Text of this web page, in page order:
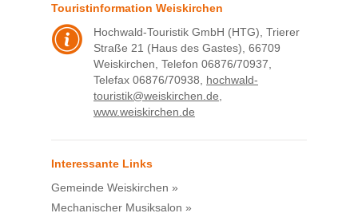
Touristinformation Weiskirchen
Hochwald-Touristik GmbH (HTG), Trierer
Straße 21 (Haus des Gastes), 66709
Weiskirchen, Telefon 06876/70937,
Telefax 06876/70938, hochwald-
touristik@weiskirchen.de,
www.weiskirchen.de
Interessante Links
Gemeinde Weiskirchen »
Mechanischer Musiksalon »